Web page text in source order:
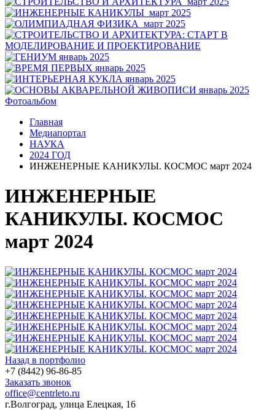
Фотоальбом
Главная
Медиапортал
НАУКА
2024 ГОД
ИНЖЕНЕРНЫЕ КАНИКУЛЫ. КОСМОС март 2024
ИНЖЕНЕРНЫЕ
КАНИКУЛЫ. КОСМОС
март 2024
Назад в портфолио
+7 (8442) 96-86-85
Заказать звонок
office@centrleto.ru
г.Волгоград, улица Елецкая, 16